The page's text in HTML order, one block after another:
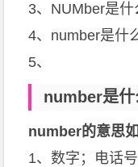
3、 NUMber是
4、 number是什
5、
number是什
number的意思如
1、数字；电话